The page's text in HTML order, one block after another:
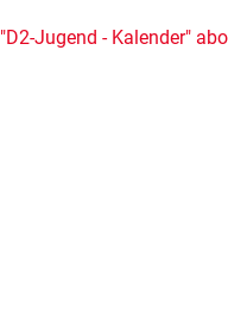
"D2-Jugend - Kalender"